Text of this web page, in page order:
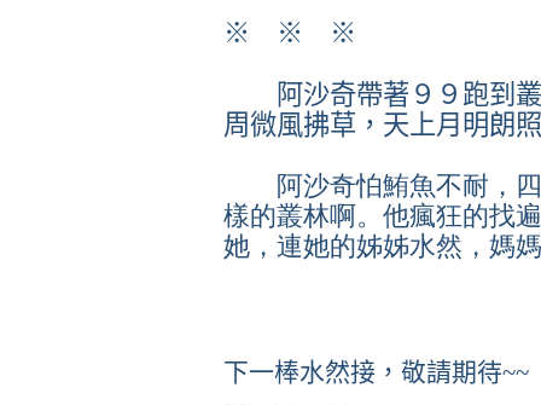
※
※ ※
阿沙奇帶著９９跑到叢
周微風拂草，天上月明朗
阿沙奇怕鮪魚不耐，四
樣的叢林啊。他瘋狂的找
她，連她的姊姊水然，媽
下一棒水然接，敬請期待~~